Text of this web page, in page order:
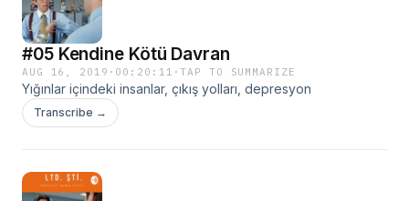
#05 Kendine Kötü Davran
AUG 16, 2019 · 00:20:11 ·TAP TO SUMMARIZE
Yığınlar içindeki insanlar, çıkış yolları, depresyon
Transcribe →